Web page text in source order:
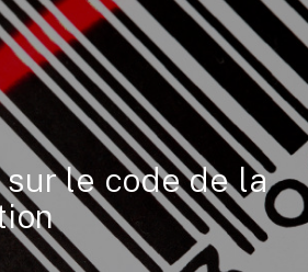
le code de la